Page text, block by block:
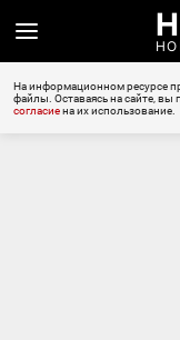
На информационном ресурсе
файлы. Оставаясь на сайте, вы
согласиена их использование.